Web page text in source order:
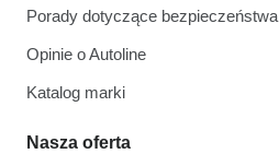
Porady dotyczące bezpieczeństwa
Opinie o Autoline
Katalog marki
Nasza oferta